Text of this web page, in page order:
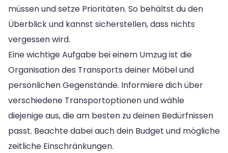
müssen und setze Prioritäten. So behältst du den
Überblick und kannst sicherstellen, dass nichts
vergessen wird.
Eine wichtige Aufgabe bei einem Umzug ist die
Organisation des Transports deiner Möbel und
persönlichen Gegenstände. Informiere dich über
verschiedene Transportoptionen und wähle
diejenige aus, die am besten zu deinen Bedürfnissen
passt. Beachte dabei auch dein Budget und mögliche
zeitliche Einschränkungen.